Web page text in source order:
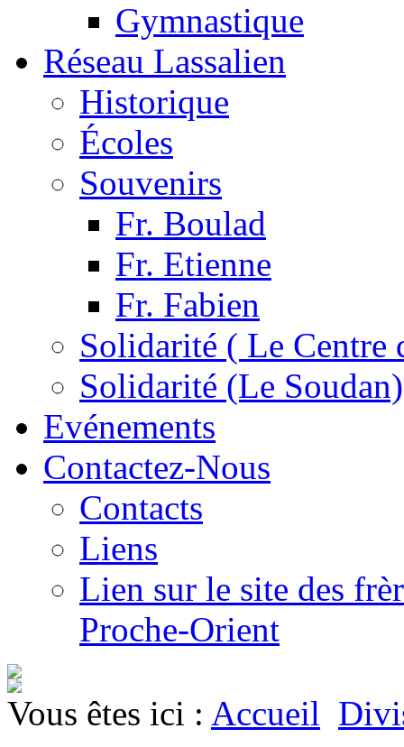
Gymnastique
Réseau Lassalien
Historique
Écoles
Souvenirs
Fr. Boulad
Fr. Etienne
Fr. Fabien
Solidarité ( Le Centre
Solidarité (Le Soudan)
Evénements
Contactez-Nous
Contacts
Liens
Lien sur le site des
Proche-Orient
Vous êtes ici : Accueil